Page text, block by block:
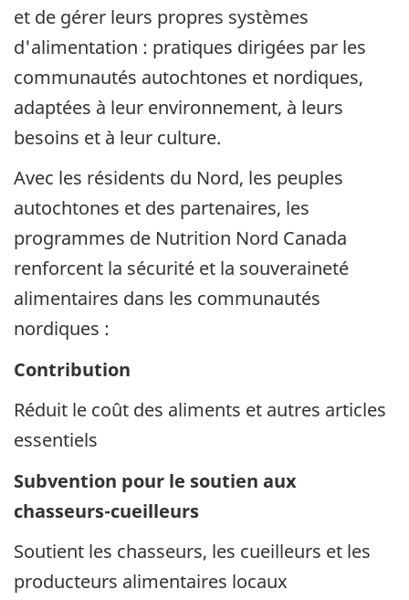
et de gérer leurs propres systèmes
d'alimentation : pratiques dirigées par les
communautés autochtones et nordiques,
adaptées à leur environnement, à leurs
besoins et à leur culture.
Avec les résidents du Nord, les peuples
autochtones et des partenaires, les
programmes de Nutrition Nord Canada
renforcent la sécurité et la souveraineté
alimentaires dans les communautés
nordiques :
Contribution
Réduit le coût des aliments et autres articles
essentiels
Subvention pour le soutien aux
chasseurs-cueilleurs
Soutient les chasseurs, les cueilleurs et les
producteurs alimentaires locaux